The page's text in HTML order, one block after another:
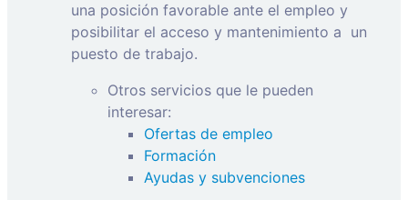
una posición favorable ante el empleo y
posibilitar el acceso y mantenimiento a un
puesto de trabajo.
Otros servicios que le pueden
interesar:
Ofertas de empleo
Formación
Ayudas y subvenciones